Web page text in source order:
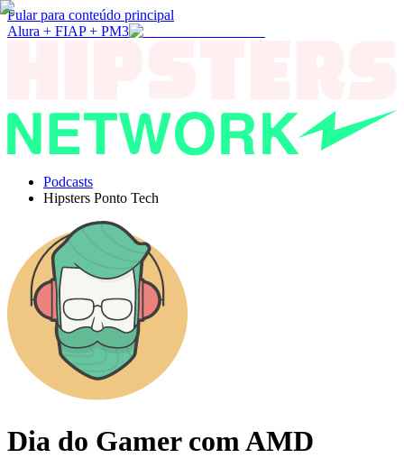
Pular para conteúdo principal
Alura + FIAP + PM3
Podcasts
Hipsters Ponto Tech
Dia do Gamer com AMD